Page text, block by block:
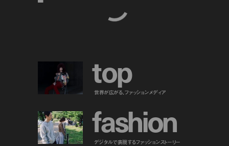
top
世界が広がる、ファッションメディア
fashion
デジタルで表現するファッションストーリー